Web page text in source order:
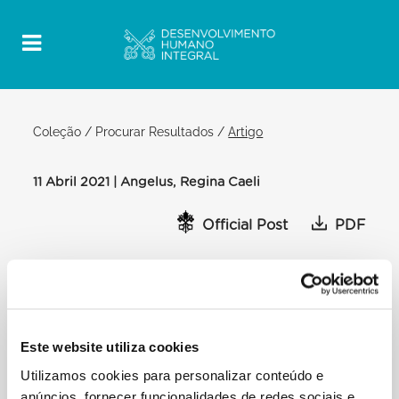
Este website utiliza cookies
Utilizamos cookies para personalizar conteúdo e
anúncios, fornecer funcionalidades de redes sociais e
Coleção / Procurar Resultados /Artigo
11 Abril 2021 | Angelus, Regina Caeli
Official Post PDF
transmitir ao vivo. E saúdo todos aqueles que nos
Dirijo uma saudação especial a vós aqui presentes